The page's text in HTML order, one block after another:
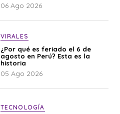
06 Ago 2026
VIRALES
¿Por qué es feriado el 6 de
agosto en Perú? Esta es la
historia
05 Ago 2026
TECNOLOGÍA